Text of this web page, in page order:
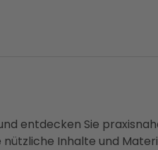
entdecken Sie
nützliche Inhalte und